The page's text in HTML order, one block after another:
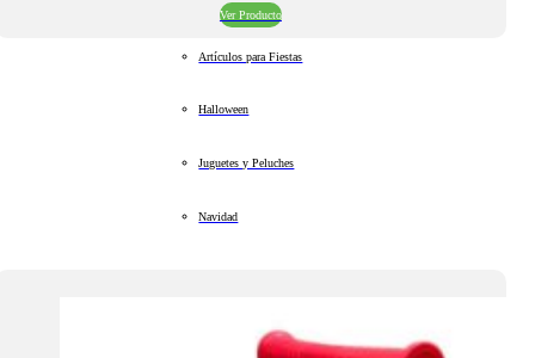
Ver Producto
Artículos para Fiestas
Halloween
Juguetes y Peluches
Navidad